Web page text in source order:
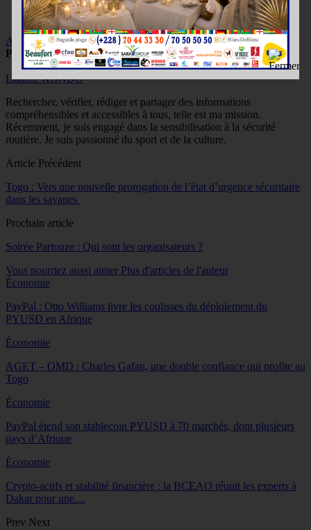
Actu
Sanlam Assurances
Partager
Lazarre KONDO
Rechercher, vérifier, rédiger et partager des informations
compréhensibles et accessibles à tous, telle est ma mission.
Récemment, je suis engagé dans la sensibilisation à la sécurité
routière. Je suis passionné du sport et de la culture.
Article Précédent
Togo : Vers une nouvelle prorogation de l’état d’urgence sécuritaire
dans les savanes
Prochain article
Soirée Partouze : Qui sont les organisateurs ?
Vous pourriez aussi aimer Plus d'articles de l'auteur
Économie
PayPal : Otto Williams livre les coulisses du déploiement du
PYUSD en Afrique
Économie
AGET – OMD : Charles Gafan, une double confiance qui profite au
Togo
Économie
PayPal étend son stablecoin PYUSD à 70 marchés, dont plusieurs
pays d’Afrique
Économie
Crypto-actifs et stabilité financière : la BCEAO réunit les experts à
Dakar pour une…
Prev Next